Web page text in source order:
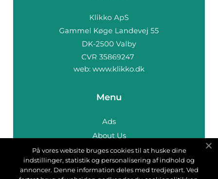
web: www.klikko.dk
Menu
Ads
About Us
Cookies
Contact
På vores website bruges cookies til at huske dine
indstillinger, statistik og personalisering af indhold og
annoncer. Denne information deles med tredjepart. Ved